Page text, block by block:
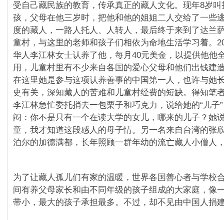
受自己藏民族的教育，传承真正的藏人文化。现年8岁
孩，父母在他三岁时，把他和他的姐姐二人交给了一些
度的藏人，一路人托人、人转人，最后终于来到了达兰
童村，与这里的老师和孩子们相依为命地生活学习着。
华人李江林女士认养了他，每月40元美金，以提供他他
用，儿童村里有不少来自各国的爱心父母和他们出钱建
在这里她是参与这项认养善事的中国第一人，也许与她
史有关，深知藏人的苦难和儿童村经费的短缺。得知笔
李江林急忙委托捎去一包栗子和巧克力，说给她的“儿子
闷：你不是只有一个在读大学的女儿，哪来的儿子？她
童，我才知道这段感人的母子情。另一名来自台湾的张
泊尔的加德满都，长年照顾一群年幼的流亡藏人小僧人
为了让藏人孤儿们有家的温暖，世界各国善心者与学校
间有养父母家长和由不同年级的孩子组成的大家庭，像
带小，最大的孩子承担最多。不过，却不见由中国人捐